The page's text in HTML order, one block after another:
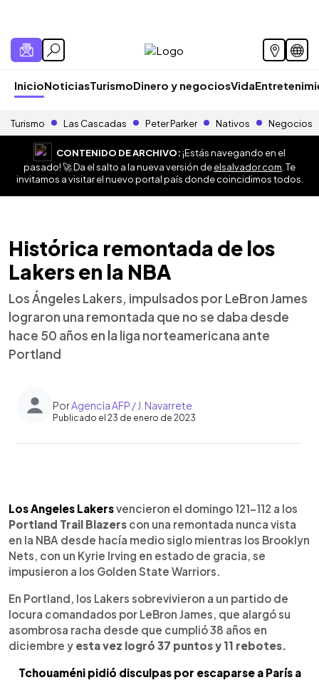
InicioNoticiasTurismoDinero y negociosVida
Turismo Las Cascadas Peter Parker Nativos Negocios
CONTENIDO DE ARCHIVO:¡Estás navegando en el
pasado! 🚀 Da el salto a la nueva versión deelsalvador.com . Te
invitamos a visitar el nuevo portal país donde coincidimos todos.
Histórica remontada de los
Lakers en la NBA
Los Ángeles Lakers, impulsados por LeBron James
lograron una remontada que no se daba desde
hace 50 años en la liga norteamericana ante
Portland
PorAgencia AFP / J. Navarrete
Publicado el 23 de enero de 2023
Escuchar artículo
Los Angeles Lakersvencieron el domingo 121-112 a los
Portland Trail Blazers con una remontada nunca vista
en la NBA desde hacía medio siglo mientras los Brooklyn
Nets, con un Kyrie Irving en estado de gracia, se
impusieron a los Golden State Warriors.
En Portland, los Lakers sobrevivieron a un partido de
locura comandados por LeBron James, que alargó su
asombrosa racha desde que cumplió 38 años en
diciembre y esta vez logró 37 puntos y 11 rebotes.
Tchouaméni pidió disculpas por escaparse a París a